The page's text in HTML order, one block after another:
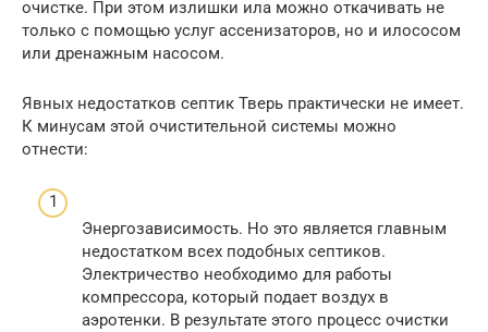
очистке. При этом излишки ила можно откачивать не
только с помощью услуг ассенизаторов, но и илососом
или дренажным насосом.
Явных недостатков септик Тверь практически не имеет.
К минусам этой очистительной системы можно
отнести:
Энергозависимость. Но это является главным
недостатком всех подобных септиков.
Электричество необходимо для работы
компрессора, который подает воздух в
аэротенки. В результате этого процесс очистки